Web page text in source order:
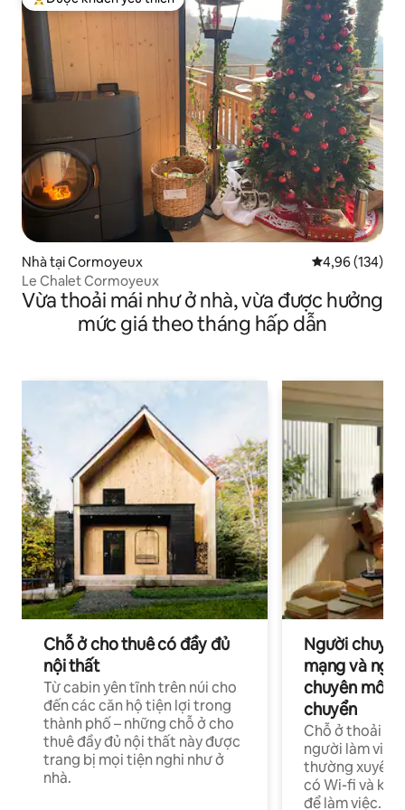
Được khách yêu thích nhất
Nhà tại Cormoyeux Xếp hạng
4,96 (134)
Le Chalet Cormoyeux
Vừa thoải mái như ở nhà, vừa được hưởng
mức giá theo tháng hấp dẫn
Chỗ ở cho thuê có đầy đủ
nội thất
Từ cabin yên tĩnh trên núi cho
đến các căn hộ tiện lợi trong
thành phố – những chỗ ở cho
thuê đầy đủ nội thất này được
trang bị mọi tiện nghi như ở
nhà.
Người
mạng và
chuyên môn
chuyển
Chỗ ở thoải
người làm việc
thường xuyên
có Wi-fi và
để làm việc.